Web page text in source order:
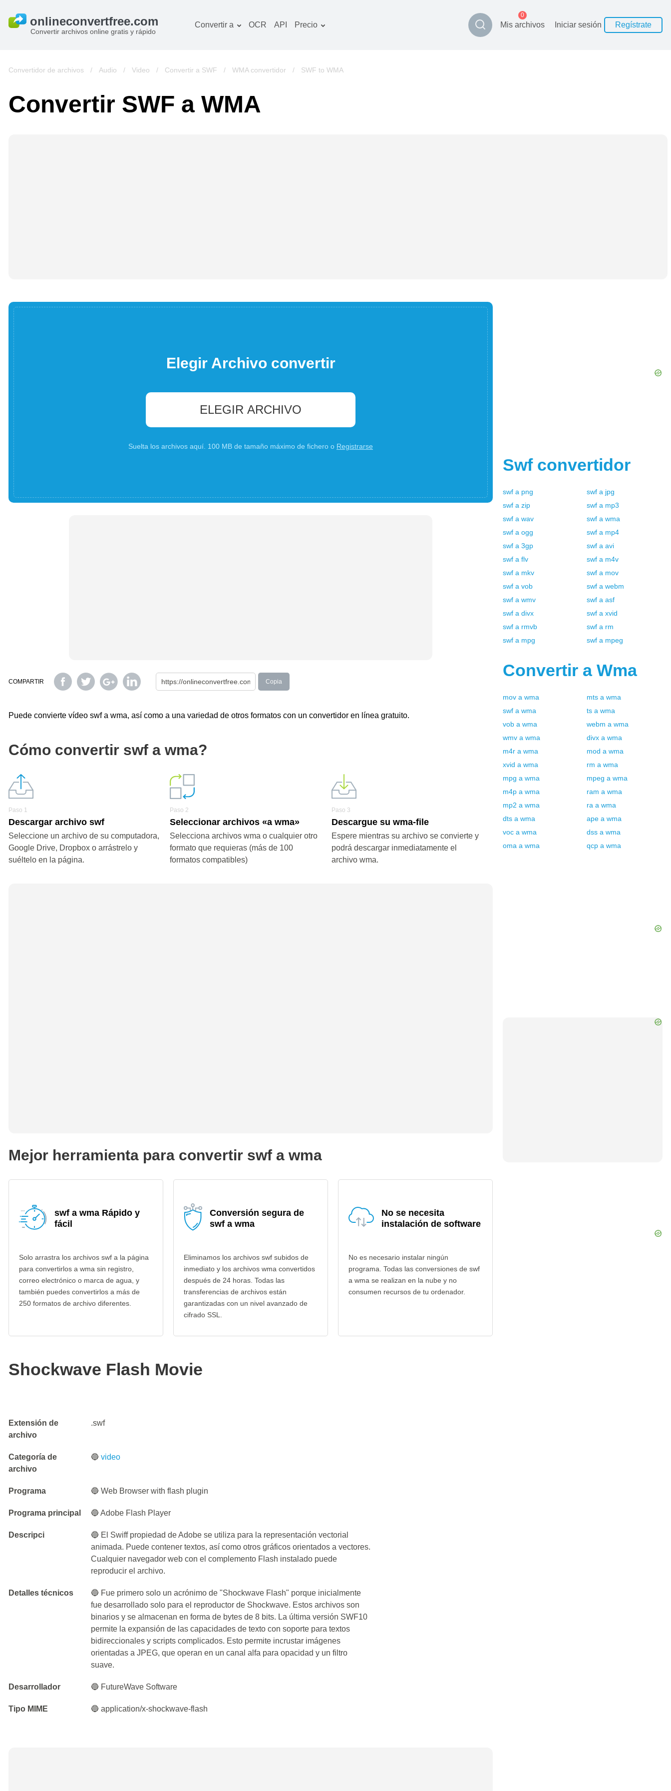
Convertir archivos online gratis y rápido
Convertir a
Imagines convertidor
Libros convertidor
OCR API Precio Mis archivos
0
Iniciar sesión Regístrate
Convertidor de archivos / Audio / Video / Convertir a SWF / WMA convertidor / SWF to WMA
Convertir SWF a WMA
Elegir Archivo convertir
ELEGIR ARCHIVO
Suelta los archivos aquí. 100 MB de tamaño máximo de fichero o Registrarse
COMPARTIR Copia
Puede convierte vídeo swf a wma, así como a una variedad de otros formatos con un convertidor en línea gratuito.
Cómo convertir swf a wma?
Paso 1
Descargar archivo swf
Seleccione un archivo de su computadora,
Google Drive, Dropbox o arrástrelo y
suéltelo en la página.
Paso 2
Seleccionar archivos «a wma»
Selecciona archivos wma o cualquier otro
formato que requieras (más de 100
formatos compatibles)
Paso 3
Descargue su wma-file
Espere mientras su archivo se convierte y
podrá descargar inmediatamente el
archivo wma.
Mejor herramienta para convertir swf a wma
swf a wma Rápido y
fácil
Solo arrastra los archivos swf a la página
para convertirlos a wma sin registro,
correo electrónico o marca de agua, y
también puedes convertirlos a más de
250 formatos de archivo diferentes.
Conversión segura de
swf a wma
Eliminamos los archivos swf subidos de
inmediato y los archivos wma convertidos
después de 24 horas. Todas las
transferencias de archivos están
garantizadas con un nivel avanzado de
cifrado SSL.
No se necesita
instalación de software
No es necesario instalar ningún
programa. Todas las conversiones de swf
a wma se realizan en la nube y no
consumen recursos de tu ordenador.
Shockwave Flash Movie
Extensión de
archivo
.swf
Categoría de
archivo
🔵video
Programa 🔵 Web Browser with flash plugin
Programa principal 🔵 Adobe Flash Player
Descripci
🔵 El Swiff propiedad de Adobe se utiliza para la representación vectorial
animada. Puede contener textos, así como otros gráficos orientados a vectores.
Cualquier navegador web con el complemento Flash instalado puede
reproducir el archivo.
Detalles técnicos
🔵 Fue primero solo un acrónimo de "Shockwave Flash" porque inicialmente
fue desarrollado solo para el reproductor de Shockwave. Estos archivos son
binarios y se almacenan en forma de bytes de 8 bits. La última versión SWF10
permite la expansión de las capacidades de texto con soporte para textos
bidireccionales y scripts complicados. Esto permite incrustar imágenes
orientadas a JPEG, que operan en un canal alfa para opacidad y un filtro
suave.
Desarrollador 🔵 FutureWave Software
Tipo MIME 🔵 application/x-shockwave-flash
Swf convertidor
swf a png swf a jpg
swf a zip swf a mp3
swf a wav swf a wma
swf a ogg swf a mp4
swf a 3gp swf a avi
swf a flv swf a m4v
swf a mkv swf a mov
swf a vob swf a webm
swf a wmv swf a asf
swf a divx swf a xvid
swf a rmvb swf a rm
swf a mpg swf a mpeg
Convertir a Wma
mov a wma mts a wma
swf a wma ts a wma
vob a wma webm a wma
wmv a wma divx a wma
m4r a wma mod a wma
xvid a wma rm a wma
mpg a wma mpeg a wma
m4p a wma ram a wma
mp2 a wma ra a wma
dts a wma ape a wma
voc a wma dss a wma
oma a wma qcp a wma